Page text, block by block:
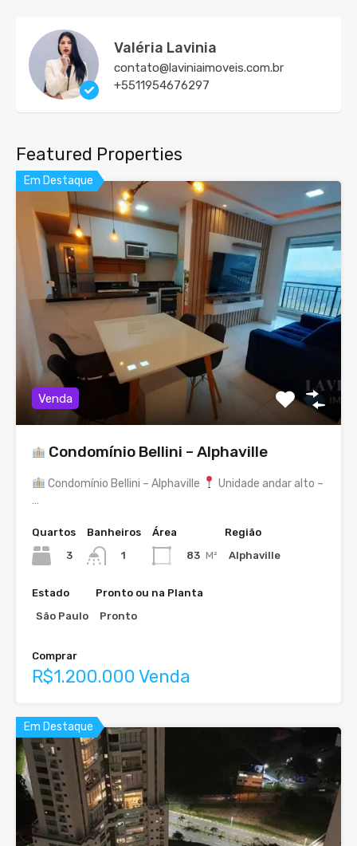
Valéria Lavinia
contato@laviniaimoveis.com.br
+5511954676297
Featured Properties
Em Destaque
Venda
Condomínio Bellini – Alphaville
Condomínio Bellini – Alphaville
Unidade andar alto –
…
Quartos
3
Banheiros
1
Área
83 M²
Região
Alphaville
Estado
São Paulo
Pronto ou na Planta
Pronto
Comprar
R$1.200.000 Venda
Em Destaque